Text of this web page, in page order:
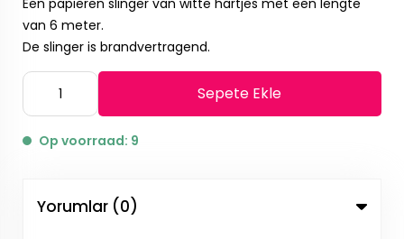
Een papieren slinger van witte hartjes met een lengte
van 6 meter.
De slinger is brandvertragend.
Sepete Ekle
Op voorraad: 9
Yorumlar (0)